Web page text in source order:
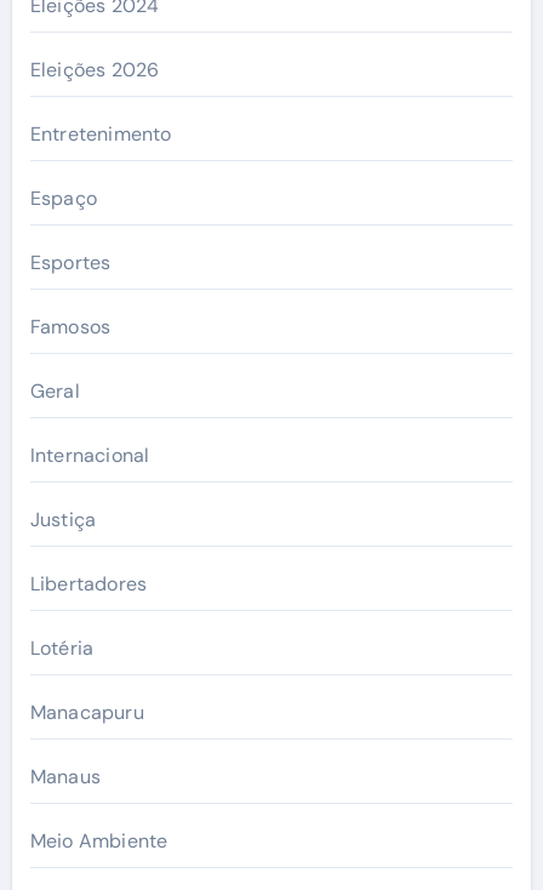
Eleições 2024
Eleições 2026
Entretenimento
Espaço
Esportes
Famosos
Geral
Internacional
Justiça
Libertadores
Lotéria
Manacapuru
Manaus
Meio Ambiente